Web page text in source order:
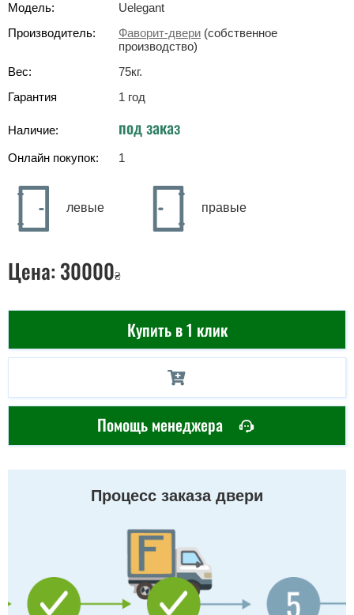
Модель:
Uelegant
Производитель:
Фаворит-двери (собственное
производство)
Вес:
75кг.
Гарантия
1 год
Наличие: под заказ
Онлайн покупок: 1
левые правые
Цена: 30000₴
Купить в 1 клик
Помощь менеджера
Процесс заказа двери